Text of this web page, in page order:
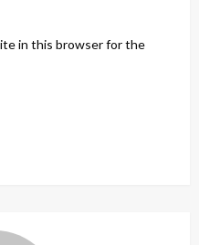
in this browser for the